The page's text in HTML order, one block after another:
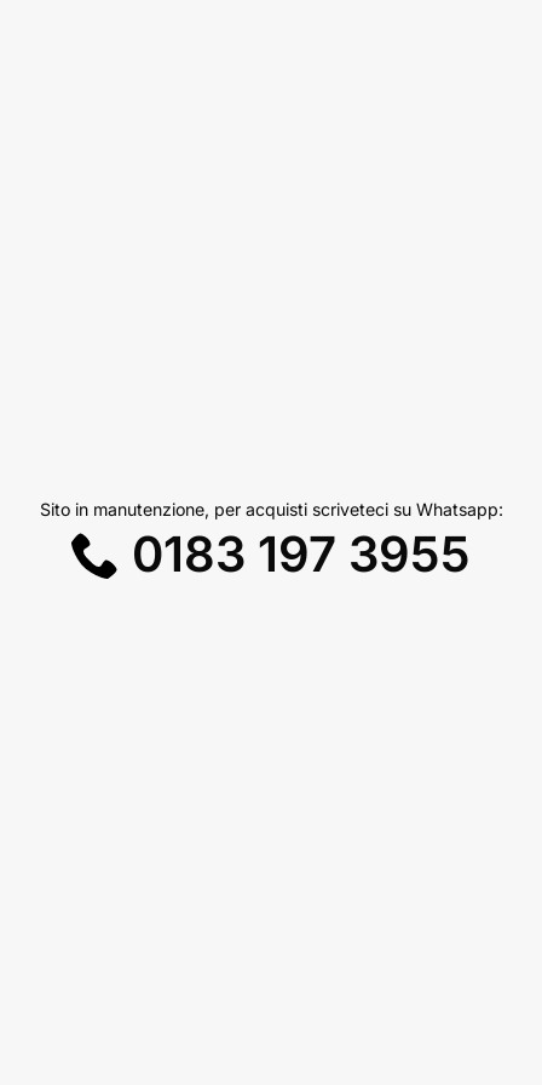
Sito in manutenzione, per acquisti scriveteci su Whatsapp:
0183 197 3955